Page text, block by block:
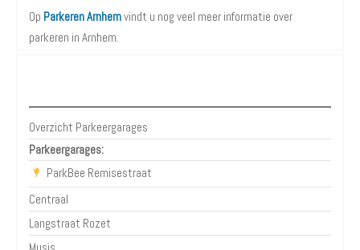
Op Parkeren Arnhemvindt u nog veel meer informatie over
parkeren in Arnhem.
Overzicht Parkeergarages
Parkeergarages:
ParkBee Remisestraat
Centraal
Langstraat Rozet